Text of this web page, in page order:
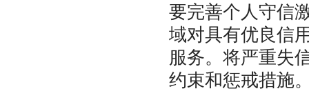
要完善个人守信
域对具有优良信
服务。将严重失
约束和惩戒措施